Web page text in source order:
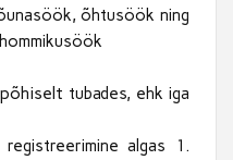
õhtusöök ning
tubades, ehk iga
algas 1.